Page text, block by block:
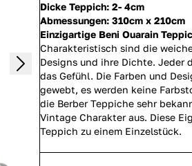
Dicke Teppich: 2- 4cm
Abmessungen: 310cm x 210cm
Einzigartige Beni Ouarain
Charakteristisch sind die
Designs und ihre Dichte. Jeder
das Gefühl. Die Farben und
gewebt, es werden keine
die Berber Teppiche sehr
Vintage Charakter aus. Diese
Teppich zu einem Einzelstück.